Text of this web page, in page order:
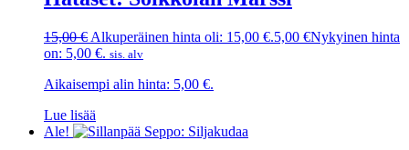
15,00€ Alkuperäinen hinta oli: 15,00 €.5,00 €Nykyinen hinta
on: 5,00 €. sis. alv
Aikaisempi alin hinta: 5,00 €.
Lue lisää
Ale!